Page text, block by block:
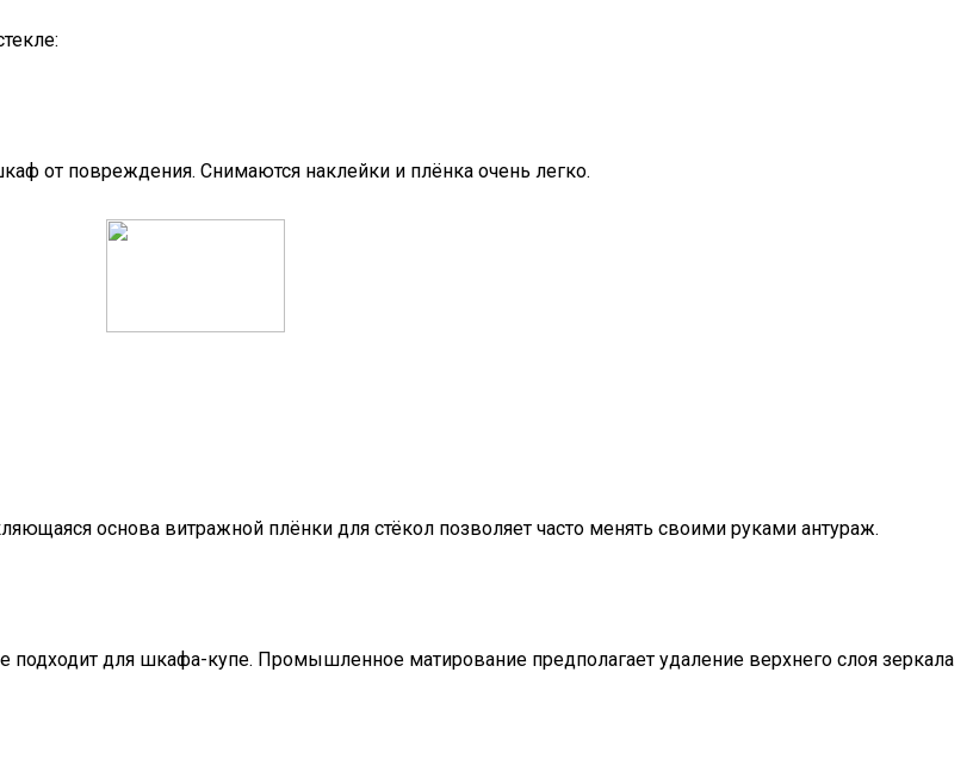
от повреждения. Снимаются наклейки и плёнка очень легко.
основа витражной плёнки для стёкол позволяет часто менять своими руками антураж.
для шкафа-купе. Промышленное матирование предполагает удаление верхнего слоя зеркала